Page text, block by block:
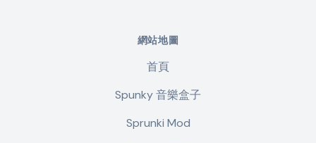
網站地圖
首頁
Spunky 音樂盒子
Sprunki Mod